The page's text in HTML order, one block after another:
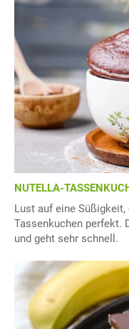
NUTELLA-
Lust auf eine
Tassenkuchen perfekt.
und geht sehr schnell.